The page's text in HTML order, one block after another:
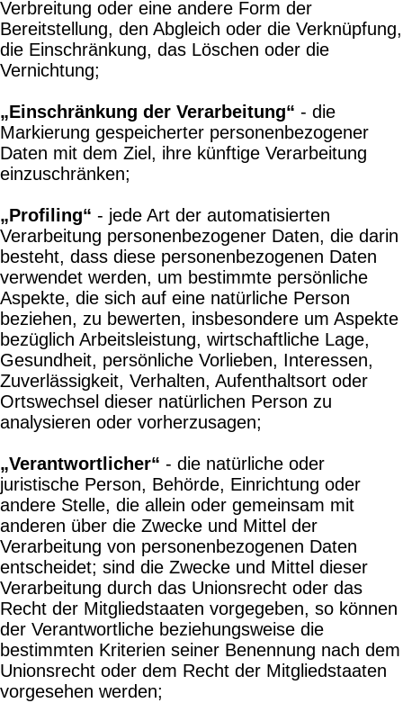
Verbreitung oder eine andere Form der
Bereitstellung, den Abgleich oder die Verknüpfung,
die Einschränkung, das Löschen oder die
Vernichtung;
„Einschränkung der Verarbeitung“ - die
Markierung gespeicherter personenbezogener
Daten mit dem Ziel, ihre künftige Verarbeitung
einzuschränken;
„Profiling“ - jede Art der automatisierten
Verarbeitung personenbezogener Daten, die darin
besteht, dass diese personenbezogenen Daten
verwendet werden, um bestimmte persönliche
Aspekte, die sich auf eine natürliche Person
beziehen, zu bewerten, insbesondere um Aspekte
bezüglich Arbeitsleistung, wirtschaftliche Lage,
Gesundheit, persönliche Vorlieben, Interessen,
Zuverlässigkeit, Verhalten, Aufenthaltsort oder
Ortswechsel dieser natürlichen Person zu
analysieren oder vorherzusagen;
„Verantwortlicher“ - die natürliche oder
juristische Person, Behörde, Einrichtung oder
andere Stelle, die allein oder gemeinsam mit
anderen über die Zwecke und Mittel der
Verarbeitung von personenbezogenen Daten
entscheidet; sind die Zwecke und Mittel dieser
Verarbeitung durch das Unionsrecht oder das
Recht der Mitgliedstaaten vorgegeben, so können
der Verantwortliche beziehungsweise die
bestimmten Kriterien seiner Benennung nach dem
Unionsrecht oder dem Recht der Mitgliedstaaten
vorgesehen werden;